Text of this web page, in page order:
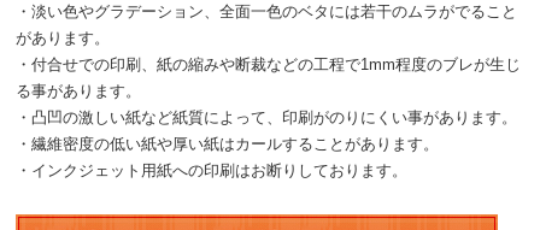
・淡い色やグラデーション、全面一色のベタには若干のムラがでること
があります。
・付合せでの印刷、紙の縮みや断裁などの工程で1mm程度のブレが生じ
る事があります。
・凸凹の激しい紙など紙質によって、印刷がのりにくい事があります。
・繊維密度の低い紙や厚い紙はカールすることがあります。
・インクジェット用紙への印刷はお断りしております。